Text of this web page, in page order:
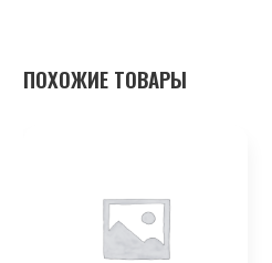
ПОХОЖИЕ ТОВАРЫ